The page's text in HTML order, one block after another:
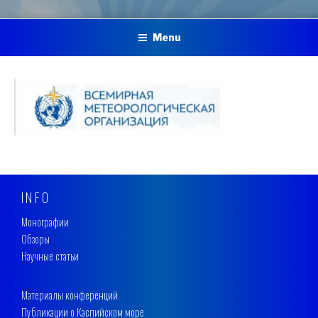
Menu
INFO
Монографии
Обзоры
Научные статьи
Материалы конференций
Публикации о Каспийском море